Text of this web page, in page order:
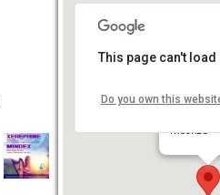
Белые
Москва
This page can't
Do you own this